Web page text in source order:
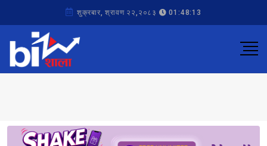
शुक्रबार, श्रावण २२,२०८३ 01:48:13